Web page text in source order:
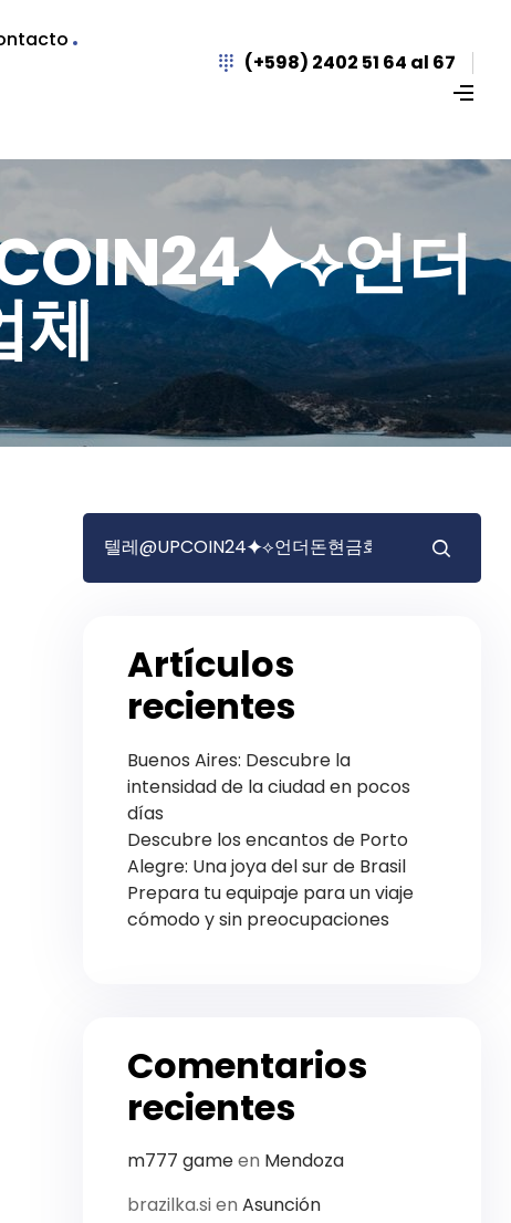
(+598) 2402 51 64 al 67
언더
체
Artículos
recientes
Buenos Aires: Descubre la
intensidad de la ciudad en pocos
días
Descubre los encantos de Porto
Alegre: Una joya del sur de Brasil
Prepara tu equipaje para un viaje
cómodo y sin preocupaciones
Comentarios
recientes
m777 gameen Mendoza
brazilka.sien Asunción